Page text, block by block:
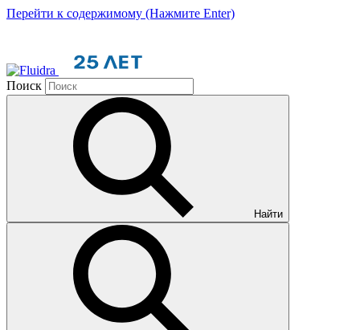
Перейти к содержимому (Нажмите Enter)
Поиск
Найти